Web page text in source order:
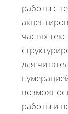
работы с
частях
для
работы и